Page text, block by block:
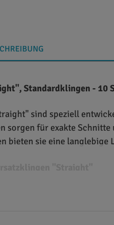
Standardklingen - 10
sind speziell
sorgen für exakte
bieten sie eine
Gerader Schnitt: Perfekt